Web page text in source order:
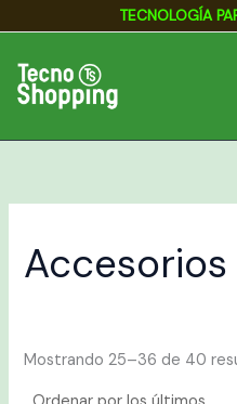
contenido
TECNOLOGÍA
Accesorios
Mostrando 25–36 de 40